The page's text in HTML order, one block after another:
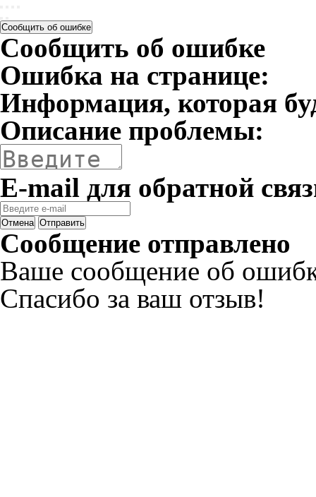
Сообщить об ошибке
Сообщить об ошибке
Ошибка на странице:
Информация, которая
Описание проблемы:
E-mail для обратной
Отмена Отправить
Сообщение отправлено
Ваше сообщение об
Спасибо за ваш отзыв!